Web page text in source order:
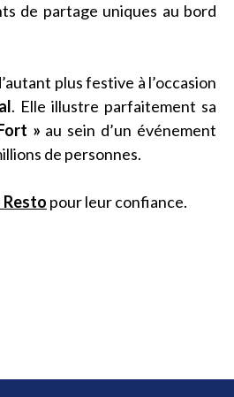
de partage uniques au bord
plus festive à l’occasion
. Elle illustre parfaitement sa
» au sein d’un événement
de personnes.
Resto pour leur confiance.